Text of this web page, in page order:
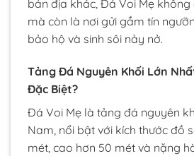
bản địa khác, Đá Voi Mẹ không
mà còn là nơi gửi gắm tín
bảo hộ và sinh sôi nảy nở.
Tảng Đá Nguyên Khối Lớn
Đặc Biệt?
Đá Voi Mẹ là tảng đá nguyên
Nam, nổi bật với kích thước đồ
mét, cao hơn 50 mét và nặng